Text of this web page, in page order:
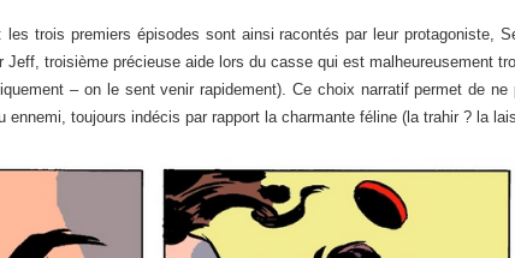
trois premiers épisodes sont ainsi racontés par leur protagoniste,
troisième précieuse aide lors du casse qui est malheureusement
– on le sent venir rapidement). Ce choix narratif permet de
toujours indécis par rapport la charmante féline (la trahir ? la